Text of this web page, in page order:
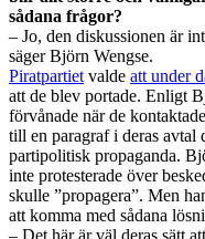
sådana frågor?
– Jo, den diskussionen är
säger Björn Wengse.
Piratpartiet valde att under
att de blev portade. Enligt
förvånade när de
till en paragraf i deras avtal
partipolitisk propaganda.
inte protesterade över
skulle ”propagera”. Men
att komma med sådana
– Det här är väl deras sätt